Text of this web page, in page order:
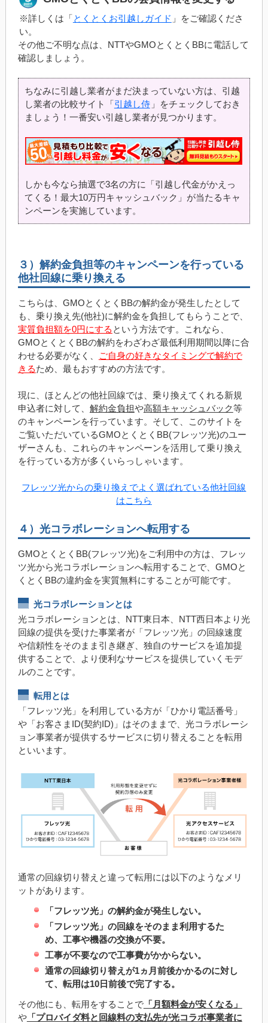
※詳しくは「とくとくお引越しガイド 」をご確認くださ
い。
その他ご不明な点は、NTTやGMOとくとくBBに電話して
確認しましょう。
ちなみに引越し業者がまだ決まっていない方は、引越
し業者の比較サイト「引越し侍 」をチェックしておき
ましょう！一番安い引越し業者が見つかります。
しかも今なら抽選で3名の方に「引越し代金がかえっ
てくる！最大10万円キャッシュバック」が当たるキャ
ンペーンを実施しています。
３）解約金負担等のキャンペーンを行っている
他社回線に乗り換える
こちらは、GMOとくとくBBの解約金が発生したとして
も、乗り換え先(他社)に解約金を負担してもらうことで、
実質負担額を0円にする という方法です。これなら、
GMOとくとくBBの解約をわざわざ最低利用期間以降に合
わせる必要がなく、
ご自身の好きなタイミングで解約で
きるため、最もおすすめの方法です。
現に、ほとんどの他社回線では、乗り換えてくれる新規
申込者に対して、 解約金負担や高額キャッシュバック等
のキャンペーンを行っています。そして、このサイトを
ご覧いただいているGMOとくとくBB(フレッツ光)のユー
ザーさんも、これらのキャンペーンを活用して乗り換え
を行っている方が多くいらっしゃいます。
フレッツ光からの乗り換えでよく選ばれている他社回線
はこちら
４）光コラボレーションへ転用する
GMOとくとくBB(フレッツ光)をご利用中の方は、フレッ
ツ光から光コラボレーションへ転用することで、GMOと
くとくBBの違約金を実質無料にすることが可能です。
光コラボレーションとは
光コラボレーションとは、NTT東日本、NTT西日本より光
回線の提供を受けた事業者が「フレッツ光」の回線速度
や信頼性をそのまま引き継ぎ、独自のサービスを追加提
供することで、より便利なサービスを提供していくモデ
ルのことです。
転用とは
「フレッツ光」を利用している方が「ひかり電話番号」
や「お客さまID(契約ID)」はそのままで、光コラボレーシ
ョン事業者が提供するサービスに切り替えることを転用
といいます。
通常の回線切り替えと違って転用には以下のようなメリ
ットがあります。
「フレッツ光」の解約金が発生しない。
「フレッツ光」の回線をそのまま利用するた
め、工事や機器の交換が不要。
工事が不要なので工事費がかからない。
通常の回線切り替えが1ヵ月前後かかるのに対し
て、転用は10日前後で完了する。
その他にも、転用をすることで「月額料金が安くなる」
や「プロバイダ料と回線料の支払先が光コラボ事業者に